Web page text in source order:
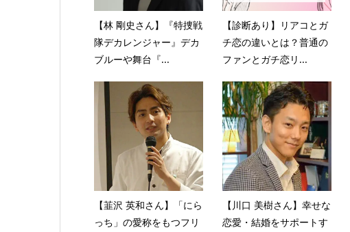
【林 剛史さん】『特捜戦
隊デカレンジャー』デカ
ブルーや舞台『...
【診断あり】リアコとガ
チ恋の違いとは？普通の
ファンとガチ恋リ...
【韮沢 英和さん】「にら
っち」の愛称をもつフリ
【川口 美樹さん】幸せな
恋愛・結婚をサポートす